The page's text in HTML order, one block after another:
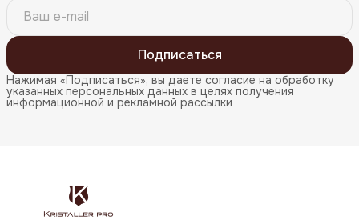
Подписаться
Нажимая «Подписаться», вы даете согласие на обработку
указанных персональных данных в целях получения
информационной и рекламной рассылки